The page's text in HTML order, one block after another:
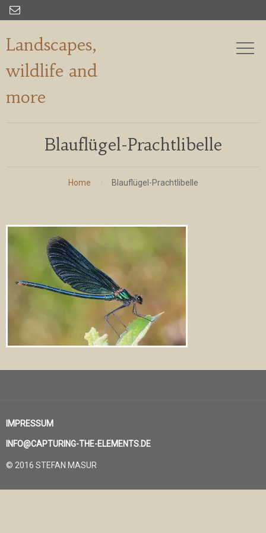

Landscapes,
wildlife and
more
Blauflügel-Prachtlibelle
Home Blauflügel-Prachtlibelle
IMPRESSUM
INFO@CAPTURING-THE-ELEMENTS.DE
© 2016 STEFAN MASUR